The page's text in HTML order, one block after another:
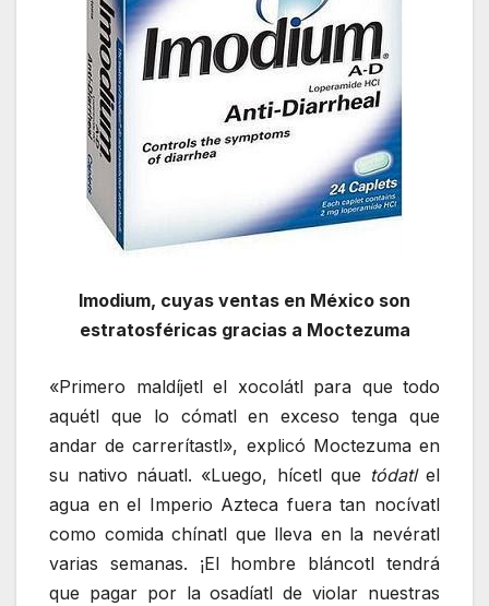
Imodium, cuyas ventas en México son
estratosféricas gracias a Moctezuma
«Primero maldíjetl el xocolátl para que todo
aquétl que lo cómatl en exceso tenga que
andar de carrerítastl», explicó Moctezuma en
su nativo náuatl. «Luego, hícetl que tódatlel
agua en el Imperio Azteca fuera tan nocívatl
como comida chínatl que lleva en la nevératl
varias semanas. ¡El hombre bláncotl tendrá
que pagar por la osadíatl de violar nuestras